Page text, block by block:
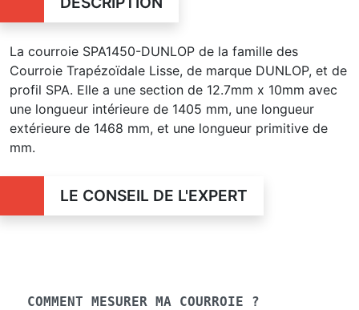
La courroie SPA1450-DUNLOP de la famille des
Courroie Trapézoïdale Lisse, de marque DUNLOP, et de
profil SPA. Elle a une section de 12.7mm x 10mm avec
une longueur intérieure de 1405 mm, une longueur
extérieure de 1468 mm, et une longueur primitive de
mm.
LE CONSEIL DE L'EXPERT
COMMENT MESURER MA COURROIE ?